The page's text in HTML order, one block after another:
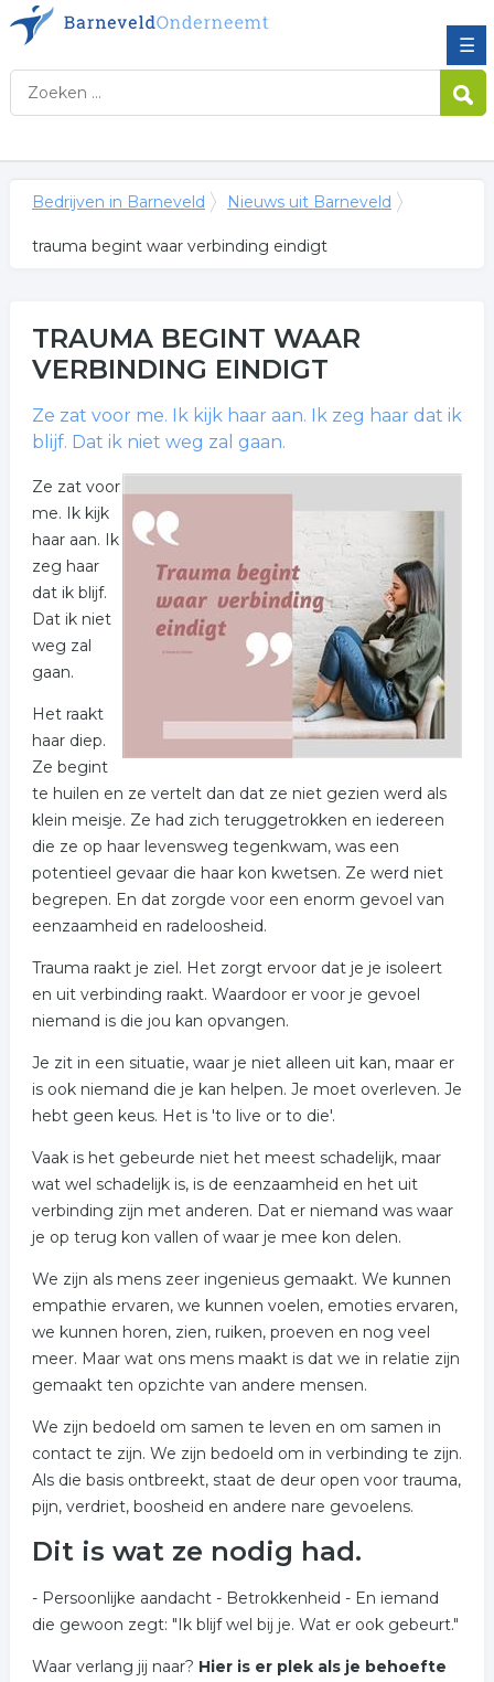
☰
Bedrijven in Barneveld Nieuws uit Barneveld
trauma begint waar verbinding eindigt
TRAUMA BEGINT WAAR
VERBINDING EINDIGT
Ze zat voor me. Ik kijk haar aan. Ik zeg haar dat ik
blijf. Dat ik niet weg zal gaan.
Ze zat voor
me. Ik kijk
haar aan. Ik
zeg haar
dat ik blijf.
Dat ik niet
weg zal
gaan.
Het raakt
haar diep.
Ze begint
te huilen en ze vertelt dan dat ze niet gezien werd als
klein meisje. Ze had zich teruggetrokken en iedereen
die ze op haar levensweg tegenkwam, was een
potentieel gevaar die haar kon kwetsen. Ze werd niet
begrepen. En dat zorgde voor een enorm gevoel van
eenzaamheid en radeloosheid.
Trauma raakt je ziel. Het zorgt ervoor dat je je isoleert
en uit verbinding raakt. Waardoor er voor je gevoel
niemand is die jou kan opvangen.
Je zit in een situatie, waar je niet alleen uit kan, maar er
is ook niemand die je kan helpen. Je moet overleven. Je
hebt geen keus. Het is 'to live or to die'.
Vaak is het gebeurde niet het meest schadelijk, maar
wat wel schadelijk is, is de eenzaamheid en het uit
verbinding zijn met anderen. Dat er niemand was waar
je op terug kon vallen of waar je mee kon delen.
We zijn als mens zeer ingenieus gemaakt. We kunnen
empathie ervaren, we kunnen voelen, emoties ervaren,
we kunnen horen, zien, ruiken, proeven en nog veel
meer. Maar wat ons mens maakt is dat we in relatie zijn
gemaakt ten opzichte van andere mensen.
We zijn bedoeld om samen te leven en om samen in
contact te zijn. We zijn bedoeld om in verbinding te zijn.
Als die basis ontbreekt, staat de deur open voor trauma,
pijn, verdriet, boosheid en andere nare gevoelens.
Dit is wat ze nodig had.
- Persoonlijke aandacht - Betrokkenheid - En iemand
die gewoon zegt: "Ik blijf wel bij je. Wat er ook gebeurt."
Waar verlang jij naar? Hier is er plek als je behoefte